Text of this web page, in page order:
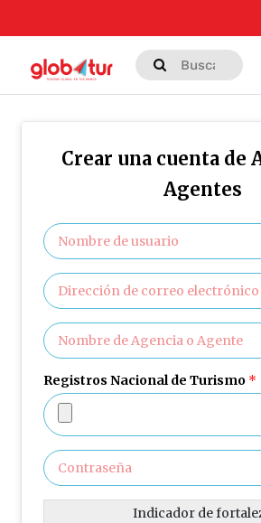
Crear una cuenta de
Agentes
Registros Nacional de Turismo *
Indicador de